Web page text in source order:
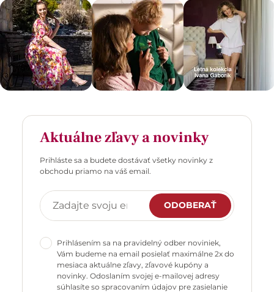
Aktuálne zľavy a novinky
Prihláste sa a budete dostávať všetky novinky z
obchodu priamo na váš email.
ODOBERAŤ
Prihlásením sa na pravidelný odber noviniek,
Vám budeme na email posielať maximálne 2x do
mesiaca aktuálne zľavy, zľavové kupóny a
novinky. Odoslaním svojej e-mailovej adresy
súhlasíte so spracovaním údajov pre zasielanie